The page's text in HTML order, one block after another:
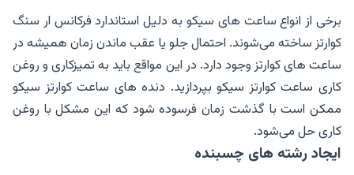
برخی از انواع ساعت های سیکو به دلیل استاندارد فرکانس ار سنگ
کوارتز ساخته می‌شوند. احتمال جلو یا عقب ماندن زمان همیشه در
ساعت های کوارتز وجود دارد. در این مواقع باید به تمیزکاری و روغن
کاری ساعت کوارتز سیکو بپردازید. دنده های ساعت کوارتز سیکو
ممکن است با گذشت زمان فرسوده شود که این مشکل با روغن
کاری حل می‌شود.
ایجاد رشته های چسبنده